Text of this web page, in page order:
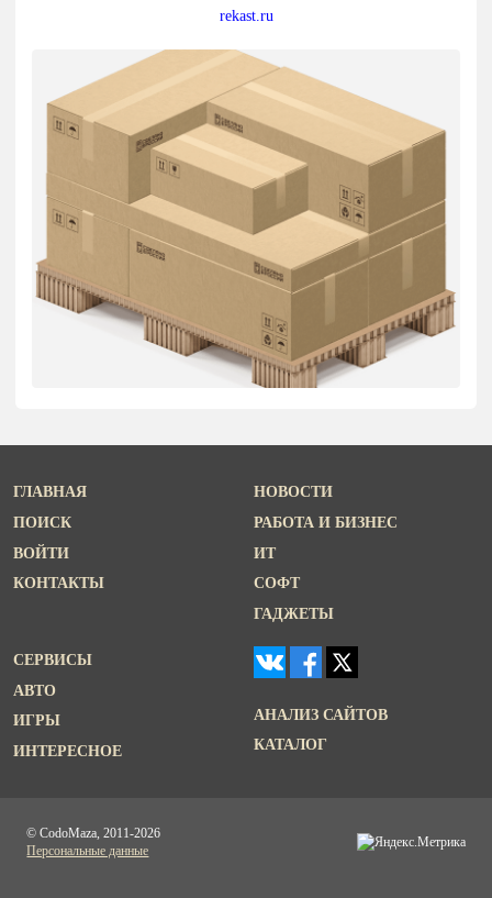
rekast.ru
ГЛАВНАЯ
ПОИСК
ВОЙТИ
КОНТАКТЫ
НОВОСТИ
РАБОТА И БИЗНЕС
ИТ
СОФТ
ГАДЖЕТЫ
СЕРВИСЫ
АВТО
ИГРЫ
ИНТЕРЕСНОЕ
АНАЛИЗ САЙТОВ
КАТАЛОГ
© CodoMaza, 2011-2026
Персональные данные